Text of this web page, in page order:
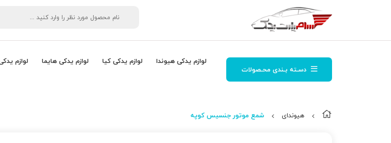
دسـته بـندی محـصولات
لوازم یدکی هیوندا لوازم یدکی کیا لوازم یدکی هایما لوازم
هیوندای شمع موتور جنسیس کوپه